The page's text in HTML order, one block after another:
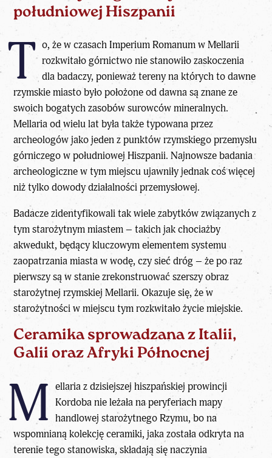
południowej Hiszpanii
T o, że wczasach Imperium Romanumw Mellarii
rozkwitało górnictwo nie stanowiło zaskoczenia
dla badaczy, ponieważ tereny na których to dawne
rzymskie miasto było położone od dawna są znane ze
swoich bogatych zasobów surowców mineralnych.
Mellaria od wielu lat była także typowana przez
archeologów jako jeden z punktów rzymskiego przemysłu
górniczego w południowej Hiszpanii. Najnowsze badania
archeologiczne w tym miejscu ujawniły jednak coś więcej
niż tylko dowody działalności przemysłowej.
Badacze zidentyfikowali tak wiele zabytków związanych z
tym starożytnym miastem – takich jak chociażby
akwedukt, będący kluczowym elementem systemu
zaopatrzania miasta w wodę, czy sieć dróg – że po raz
pierwszy są w stanie zrekonstruować szerszy obraz
starożytnej rzymskiej Mellarii. Okazuje się, że w
starożytności w miejscu tym rozkwitało życie miejskie.
Ceramika sprowadzana z Italii,
Galii oraz Afryki Północnej
M ellaria z dzisiejszej hiszpańskiej prowincji
Kordoba nie leżała na peryferiach mapy
handlowej starożytnego Rzymu, bo na
wspomnianą kolekcję ceramiki, jaka została odkryta na
terenie tego stanowiska, składają się naczynia